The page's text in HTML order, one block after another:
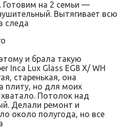
Готовим на 2 семьи —
Вытягивает всю
следа
и брала такую
Inca Lux Glass EG8 X/ WH
старенькая, она
плиту, но для моих
Потолок над
Делали ремонт и
около полугода, но все